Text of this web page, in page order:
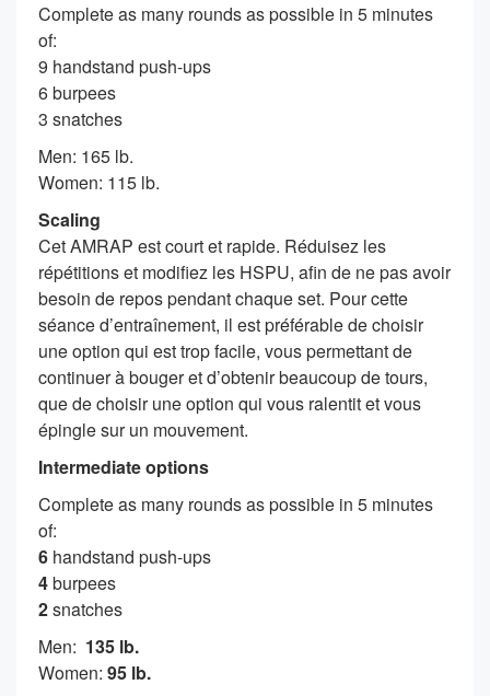
Complete as many rounds as possible in 5 minutes
of:
9 handstand push-ups
6 burpees
3 snatches
Men: 165 lb.
Women: 115 lb.
Scaling
Cet AMRAP est court et rapide. Réduisez les
répétitions et modifiez les HSPU, afin de ne pas avoir
besoin de repos pendant chaque set. Pour cette
séance d’entraînement, il est préférable de choisir
une option qui est trop facile, vous permettant de
continuer à bouger et d’obtenir beaucoup de tours,
que de choisir une option qui vous ralentit et vous
épingle sur un mouvement.
Intermediate options
Complete as many rounds as possible in 5 minutes
of:
6 handstand push-ups
4burpees
2snatches
Men: 135 lb.
Women: 95 lb.